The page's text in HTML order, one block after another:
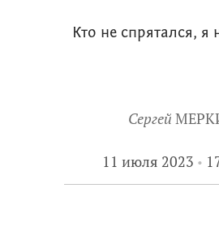
Кто не спрятался, я
Сергей
11 июля 2023